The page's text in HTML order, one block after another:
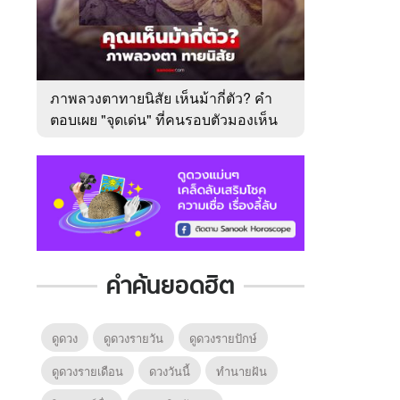
ภาพลวงตาทายนิสัย เห็นม้ากี่ตัว? คำ
ตอบเผย "จุดเด่น" ที่คนรอบตัวมองเห็น
คำค้นยอดฮิต
ดูดวง ดูดวงรายวัน
ดูดวงรายปักษ์
ดูดวงรายเดือน
ดวงวันนี้
ทํานายฝัน